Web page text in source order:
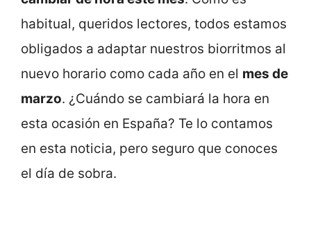
habitual, queridos lectores, todos estamos
obligados a adaptar nuestros biorritmos al
nuevo horario como cada año en el mes de
marzo. ¿Cuándo se cambiará la hora en
esta ocasión en España? Te lo contamos
en esta noticia, pero seguro que conoces
el día de sobra.